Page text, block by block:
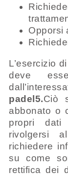
Opporsi
L’esercizio
deve
padel5.Ciò
abbonato o
propri dati
rivolgersi
richiedere
su come
rettifica dei